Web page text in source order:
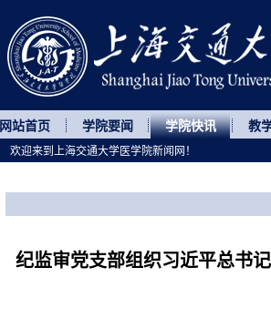
网站首页 学院要闻 学院快讯 教
纪监审党支部组织习近平总书
欢迎来到上海交通大学医学院新闻网！